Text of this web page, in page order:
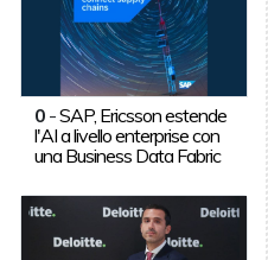
0 -SAP, Ericsson estende
l'AI a livello enterprise con
una Business Data Fabric